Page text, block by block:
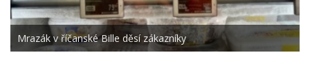
Mrazák v říčanské Bille děsí zákazníky